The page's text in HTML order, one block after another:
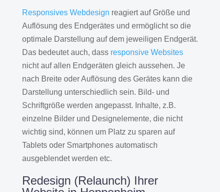
Responsives Webdesign reagiert auf Größe und
Auflösung des Endgerätes und ermöglicht so die
optimale Darstellung auf dem jeweiligen Endgerät.
Das bedeutet auch, dass responsive Websites
nicht auf allen Endgeräten gleich aussehen. Je
nach Breite oder Auflösung des Gerätes kann die
Darstellung unterschiedlich sein. Bild- und
Schriftgröße werden angepasst. Inhalte, z.B.
einzelne Bilder und Designelemente, die nicht
wichtig sind, können um Platz zu sparen auf
Tablets oder Smartphones automatisch
ausgeblendet werden etc.
Redesign (Relaunch) Ihrer